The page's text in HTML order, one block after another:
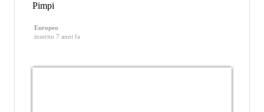
Pimpi
Europeo
inserito 7 anni fa